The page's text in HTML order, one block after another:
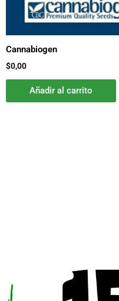
Cannabiogen
$0,00
Añadir al carrito